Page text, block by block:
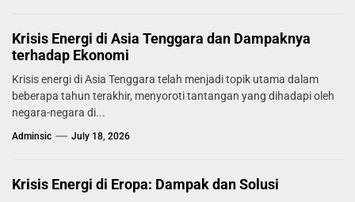
Krisis Energi di Asia Tenggara dan Dampaknya
terhadap Ekonomi
Krisis energi di Asia Tenggara telah menjadi topik utama dalam
beberapa tahun terakhir, menyoroti tantangan yang dihadapi oleh
negara-negara di...
Adminsic July 18, 2026
Krisis Energi di Eropa: Dampak dan Solusi